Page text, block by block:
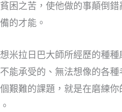
困之苦，使他做的事顛倒
的才能。
米拉日巴大師所經歷的種
能承受的、無法想像的各
艱難的課題，就是在磨練